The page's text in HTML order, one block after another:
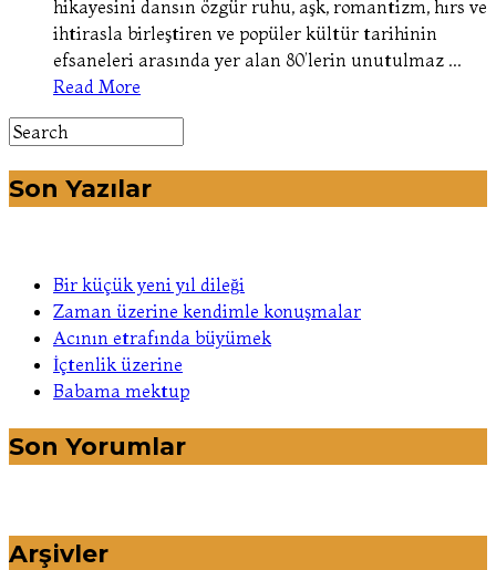
hikayesini dansın özgür ruhu, aşk, romantizm, hırs ve
ihtirasla birleştiren ve popüler kültür tarihinin
efsaneleri arasında yer alan 80’lerin unutulmaz ...
Read More
Son Yazılar
Bir küçük yeni yıl dileği
Zaman üzerine kendimle konuşmalar
Acının etrafında büyümek
İçtenlik üzerine
Babama mektup
Son Yorumlar
Arşivler